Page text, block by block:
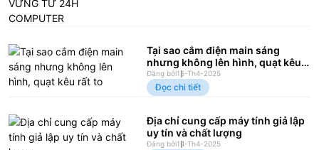
Tại sao cắm điện main sáng
nhưng không lên hình, quạt kêu
rất to
Đăng bởi15-Th4-2025
Đọc chi tiết
Địa chỉ cung cấp máy tính giả lập
uy tín và chất lượng
Đăng bởi14-Th4-2025